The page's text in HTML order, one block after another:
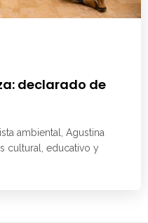
declarado de
ambiental, Agustina
cultural, educativo y